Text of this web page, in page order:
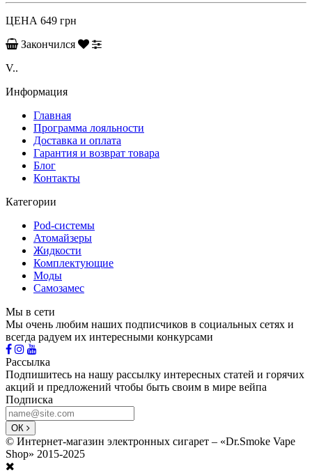
ЦЕНА 649 грн
Закончился
V..
Информация
Главная
Программа лояльности
Доставка и оплата
Гарантия и возврат товара
Блог
Контакты
Категории
Pod-системы
Атомайзеры
Жидкости
Комплектующие
Моды
Самозамес
Мы в сети
Мы очень любим наших подписчиков в социальных сетях и
всегда радуем их интересными конкурсами
Рассылка
Подпишитесь на нашу рассылку интересных статей и горячих
акций и предложений чтобы быть своим в мире вейпа
Подписка
ОК
© Интернет-магазин электронных сигарет – «Dr.Smoke Vape
Shop» 2015-2025